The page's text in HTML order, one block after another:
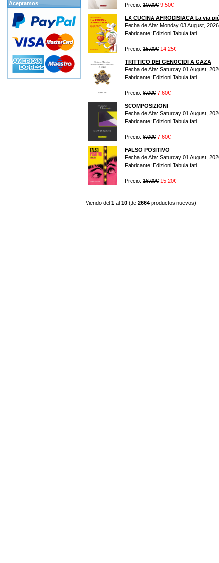
Precio: 10.00€ 9.50€
LA CUCINA AFRODISIACA La via
Fecha de Alta: Monday 03 August, 2026
Fabricante: Edizioni Tabula fati
Precio: 15.00€ 14.25€
TRITTICO DEI GENOCIDI A GAZA
Fecha de Alta: Saturday 01 August,
Fabricante: Edizioni Tabula fati
Precio: 8.00€ 7.60€
SCOMPOSIZIONI
Fecha de Alta: Saturday 01 August,
Fabricante: Edizioni Tabula fati
Precio: 8.00€ 7.60€
FALSO POSITIVO
Fecha de Alta: Saturday 01 August,
Fabricante: Edizioni Tabula fati
Precio: 16.00€ 15.20€
Viendo del 1 al 10 (de 2664 productos nuevos)
Aceptamos